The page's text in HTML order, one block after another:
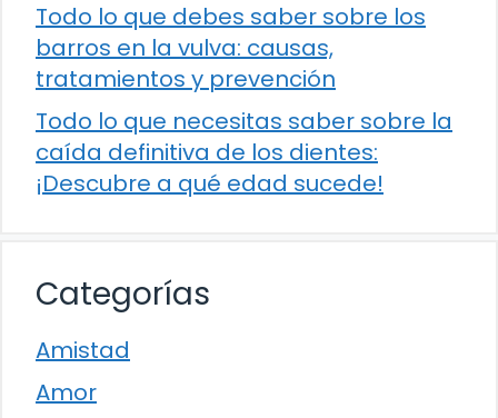
Todo lo que debes saber sobre los
barros en la vulva: causas,
tratamientos y prevención
Todo lo que necesitas saber sobre la
caída definitiva de los dientes:
¡Descubre a qué edad sucede!
Categorías
Amistad
Amor